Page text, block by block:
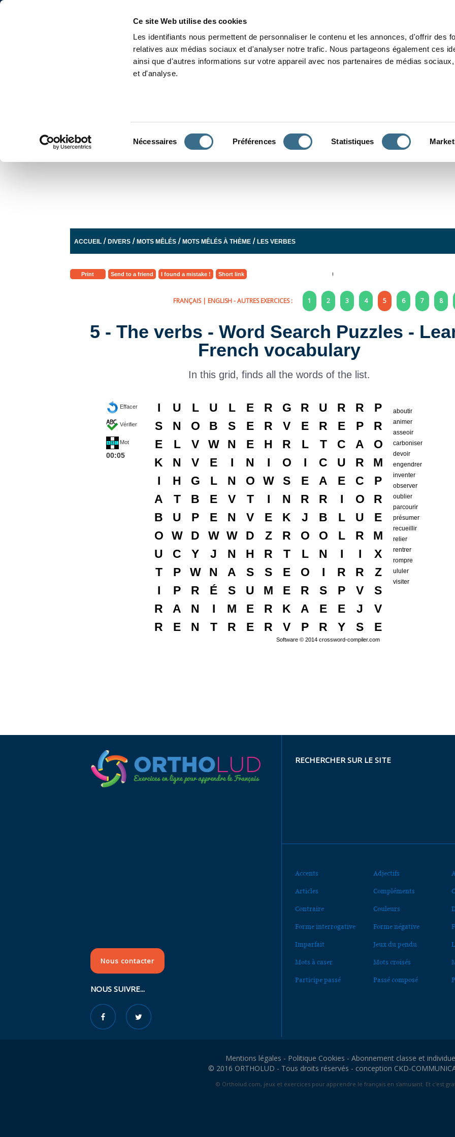
Ce site Web utilise des cookies
Les identifiants nous permettent de personnaliser le contenu et les annonces, d'offrir des
relatives aux médias sociaux et d'analyser notre trafic. Nous partageons également ces
ainsi que d'autres informations sur votre appareil avec nos partenaires de médias
et d'analyse.
Nécessaires Préférences Statistiques
ACCUEIL/ DIVERS/ MOTS MÊLÉS/ MOTS MÊLÉS À THÈME/ LES VERBES
Print Send to a friend I found a mistake ! Short link
FRANÇAIS| ENGLISH- AUTRES EXERCICES : 1 2 3 4 5 6 7 8
5 - The verbs - Word Search Puzzles -
French vocabulary
In this grid, finds all the words of the list.
Effacer
Vérifier
Mot
00:06
aboutir
animer
asseoir
carboniser
devoir
engendrer
inventer
observer
oublier
parcourir
présumer
recueillir
relier
rentrer
rompre
ululer
visiter
I
S
E
K
I
A
B
O
U
T
I
R
R
U
N
L
N
H
T
U
W
C
P
P
A
E
L
O
V
V
G
B
P
D
Y
W
R
N
N
U
B
W
E
L
E
E
W
J
N
É
I
T
L
S
N
I
N
V
N
W
N
A
S
M
R
E
E
E
N
O
T
V
D
H
S
U
E
E
R
R
H
I
W
I
E
Z
R
S
M
R
R
G
V
R
O
S
N
K
R
T
E
E
K
V
R
E
L
I
E
R
J
O
L
O
R
A
P
U
R
T
C
A
R
B
O
N
I
S
E
R
R
E
C
U
E
I
L
L
I
R
P
E
Y
R
P
A
R
C
O
U
R
I
R
V
J
S
P
R
O
M
P
R
E
M
X
Z
S
V
E
Software © 2014 crossword-compiler.com
Nous contacter
NOUS SUIVRE...
RECHERCHER SUR LE SITE
Accents Adjectifs
Articles Compléments
Contraire Couleurs
Forme interrogative Forme négative
Imparfait Jeux du pendu
Mots à caser Mots croisés
Participe passé Passé composé
Mentions légales - Politique Cookies - Abonnement classe et
© 2016 ORTHOLUD - Tous droits réservés - conception CKD-
© Ortholud.com, jeux et exercices pour apprendre le français en s'amusant. Et c'est